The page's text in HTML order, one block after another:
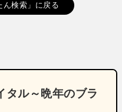
検索」に戻る
タル～晩年のブラ